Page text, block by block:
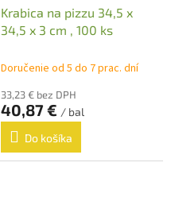
Krabica na pizzu 34,5 x
34,5 x 3 cm , 100 ks
Doručenie od 5 do 7 prac. dní
33,23 € bez DPH
40,87 € / bal
Do košíka